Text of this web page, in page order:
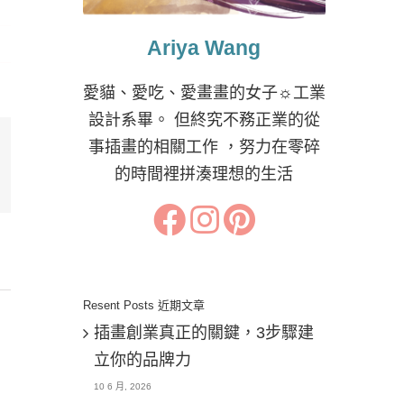
Ariya Wang
愛貓、愛吃、愛畫畫的女子☼工業
設計系畢。 但終究不務正業的從
事插畫的相關工作 ，努力在零碎
的時間裡拼湊理想的生活
Resent Posts 近期文章
插畫創業真正的關鍵，3步驟建
立你的品牌力
10 6 月, 2026